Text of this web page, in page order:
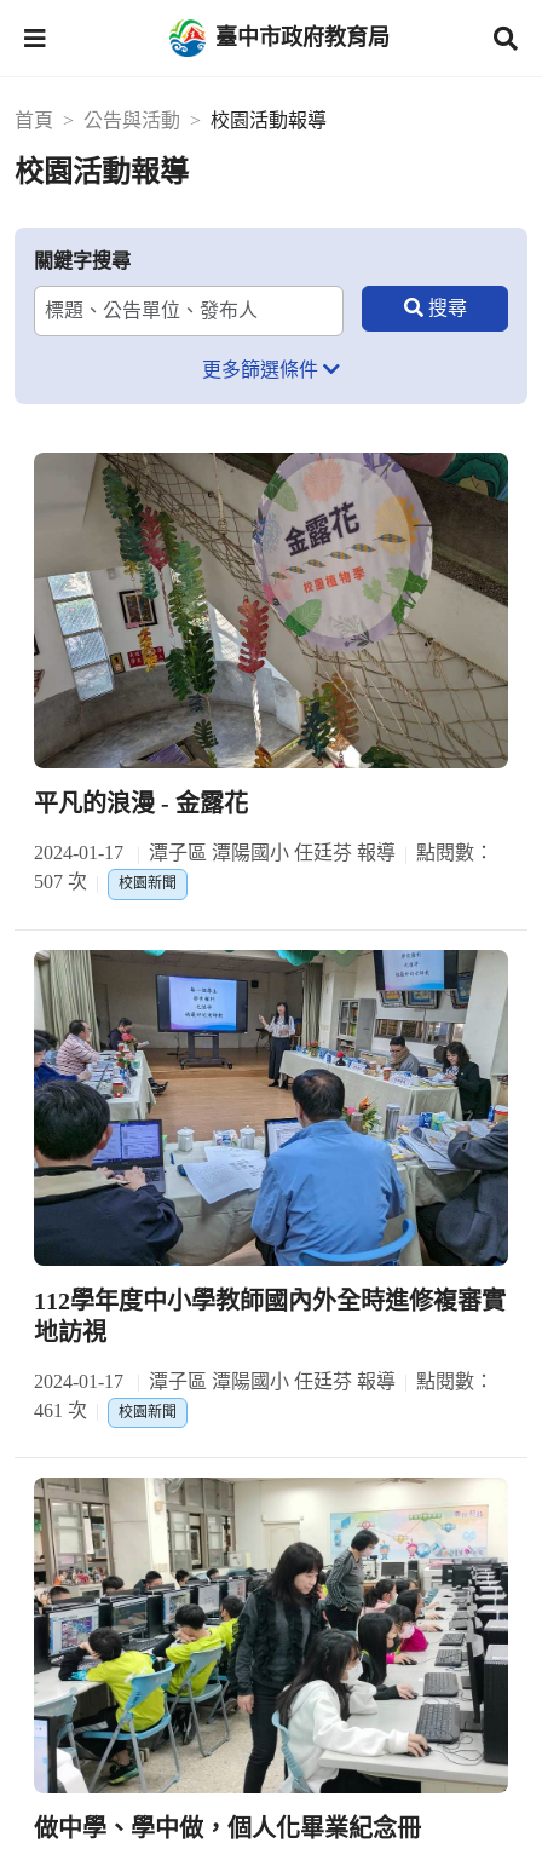
臺中市政府教育局
首頁 公告與活動 校園活動報導
校園活動報導
關鍵字搜尋
更多篩選條件
平凡的浪漫 - 金露花
2024-01-17 潭子區 潭陽國小 任廷芬 報導
點閱數：
507 次
校園新聞
112學年度中小學教師國內外全時進修複審實
地訪視
2024-01-17 潭子區 潭陽國小 任廷芬 報導
點閱數：
461 次
校園新聞
做中學、學中做，個人化畢業紀念冊